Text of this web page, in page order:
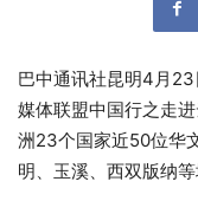
巴中通讯社昆明4月23
媒体联盟中国行之走
洲23个国家近50位华
明、玉溪、西双版纳等